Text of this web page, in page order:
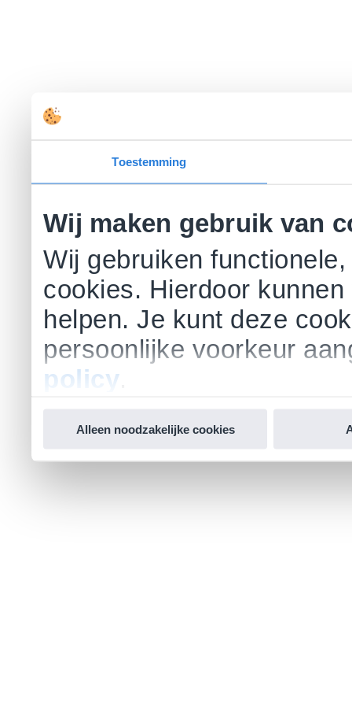
Toestemming
Wij maken gebruik van
Wij gebruiken
cookies. Hierdoor
helpen. Je kunt deze
persoonlijke voorkeur
policy
Alleen noodzakelijke cookies